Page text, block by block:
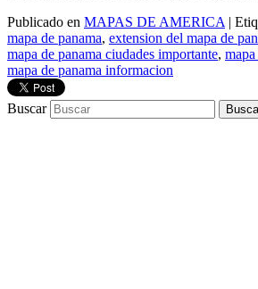
Publicado en MAPAS DE AMERICA |
mapa de panama, extension del mapa de
mapa de panama ciudades importante,
mapa de panama informacion
Buscar